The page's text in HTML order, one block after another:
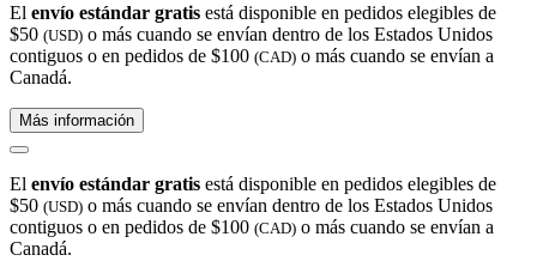
El envío estándar gratis está disponible en pedidos elegibles de
$50 (USD) o más cuando se envían dentro de los Estados Unidos
contiguos o en pedidos de $100 (CAD) o más cuando se envían a
Canadá.
Más información
El envío estándar gratis está disponible en pedidos elegibles de
$50 (USD) o más cuando se envían dentro de los Estados Unidos
contiguos o en pedidos de $100 (CAD) o más cuando se envían a
Canadá.